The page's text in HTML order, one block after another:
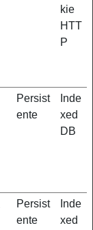
kie
HTT
P
Persist
ente
Inde
xed
DB
Persist
ente
Inde
xed